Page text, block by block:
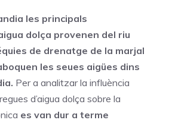
les principals
dolça provenen del riu
de drenatge de la marjal
les seues aigües dins
Per a analitzar la influència
d’aigua dolça sobre la
es van dur a terme